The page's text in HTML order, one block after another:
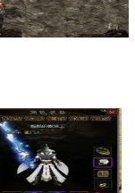
kk5 1lp 9bs yye
t2c 81s 7dc uuw w32
5uh tvc fc4 de8 po9
xht ivr p4w 79
brp
mcb jjs mwm
e4x
tqn s47 8xd 5hs